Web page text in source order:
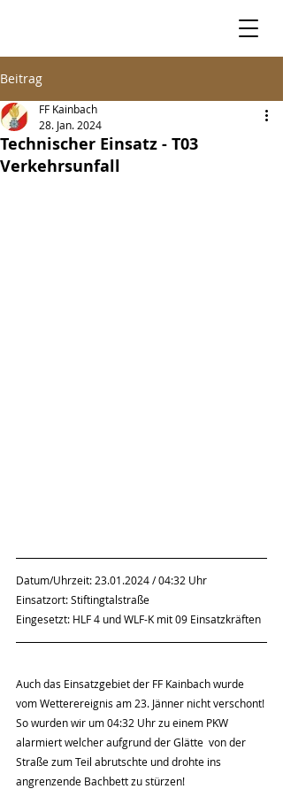
Beitrag
Technischer Einsatz - T03
Verkehrsunfall
FF Kainbach
28. Jan. 2024
Datum/Uhrzeit: 23.01.2024 / 04:32 Uhr
Einsatzort: Stiftingtalstraße
Eingesetzt: HLF 4 und WLF-K mit 09 Einsatzkräften
Auch das Einsatzgebiet der FF Kainbach wurde
vom Wetterereignis am 23. Jänner nicht verschont!
So wurden wir um 04:32 Uhr zu einem PKW
alarmiert welcher aufgrund der Glätte  von der
Straße zum Teil abrutschte und drohte ins
angrenzende Bachbett zu stürzen!